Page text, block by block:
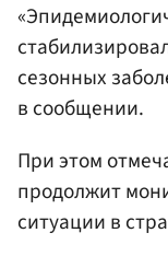
сезонных
в сообщении.
При этом
продолжит
ситуации в